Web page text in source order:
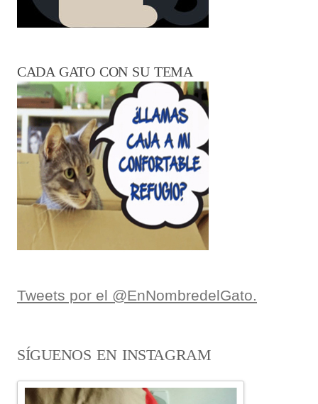
CADA GATO CON SU TEMA
Tweets por el @EnNombredelGato.
SÍGUENOS EN INSTAGRAM